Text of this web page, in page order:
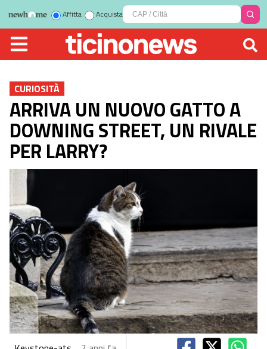
Affitta Acquista
CURIOSITÀ
ARRIVA UN NUOVO GATTO A
DOWNING STREET, UN RIVALE
PER LARRY?